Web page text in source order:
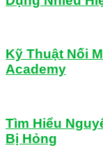
Kỹ Thuật Nối
Academy
Tìm Hiểu
Bị Hỏng